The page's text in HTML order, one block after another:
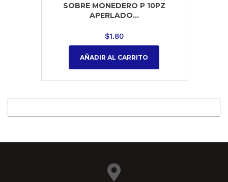
SOBRE MONEDERO P 10PZ
APERLADO...
$1.80
AÑADIR AL CARRITO